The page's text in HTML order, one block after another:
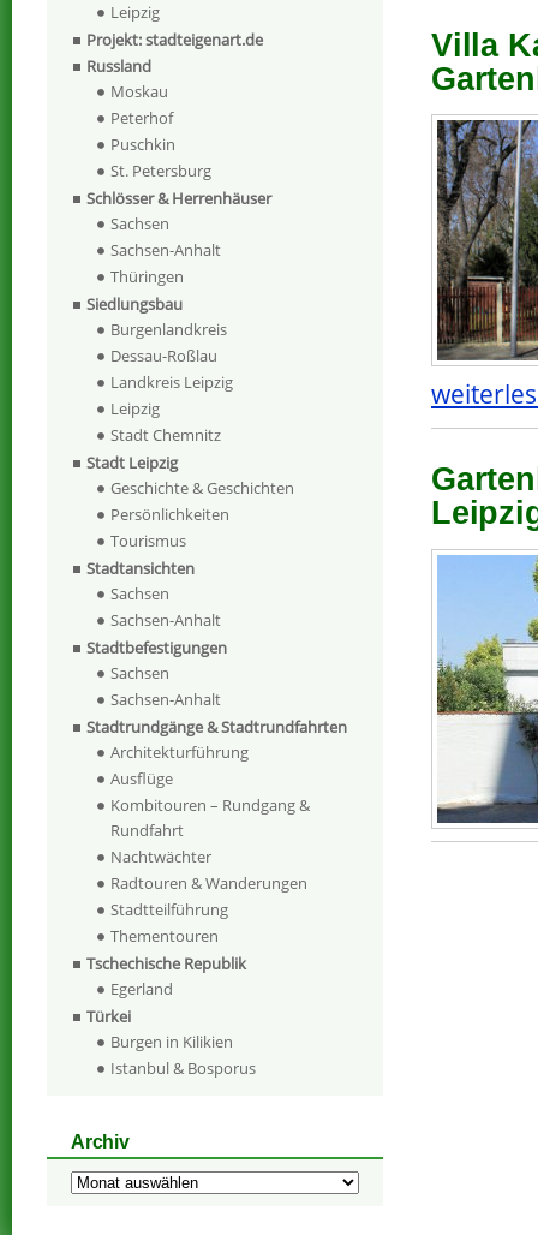
Villa
Leipzig
Projekt: stadteigenart.de
Russland
Moskau
Peterhof
Puschkin
St. Petersburg
Schlösser & Herrenhäuser
Sachsen
Sachsen-Anhalt
Thüringen
Siedlungsbau
Burgenlandkreis
Dessau-Roßlau
Landkreis Leipzig
Leipzig
Stadt Chemnitz
Stadt Leipzig
Geschichte & Geschichten
Persönlichkeiten
Tourismus
Stadtansichten
Sachsen
Sachsen-Anhalt
Stadtbefestigungen
Sachsen
Sachsen-Anhalt
Stadtrundgänge & Stadtrundfahrten
Architekturführung
Ausflüge
Kombitouren – Rundgang &
Rundfahrt
Nachtwächter
Radtouren & Wanderungen
Stadtteilführung
Thementouren
Tschechische Republik
Egerland
Türkei
Burgen in Kilikien
Istanbul & Bosporus
Archiv
Archiv